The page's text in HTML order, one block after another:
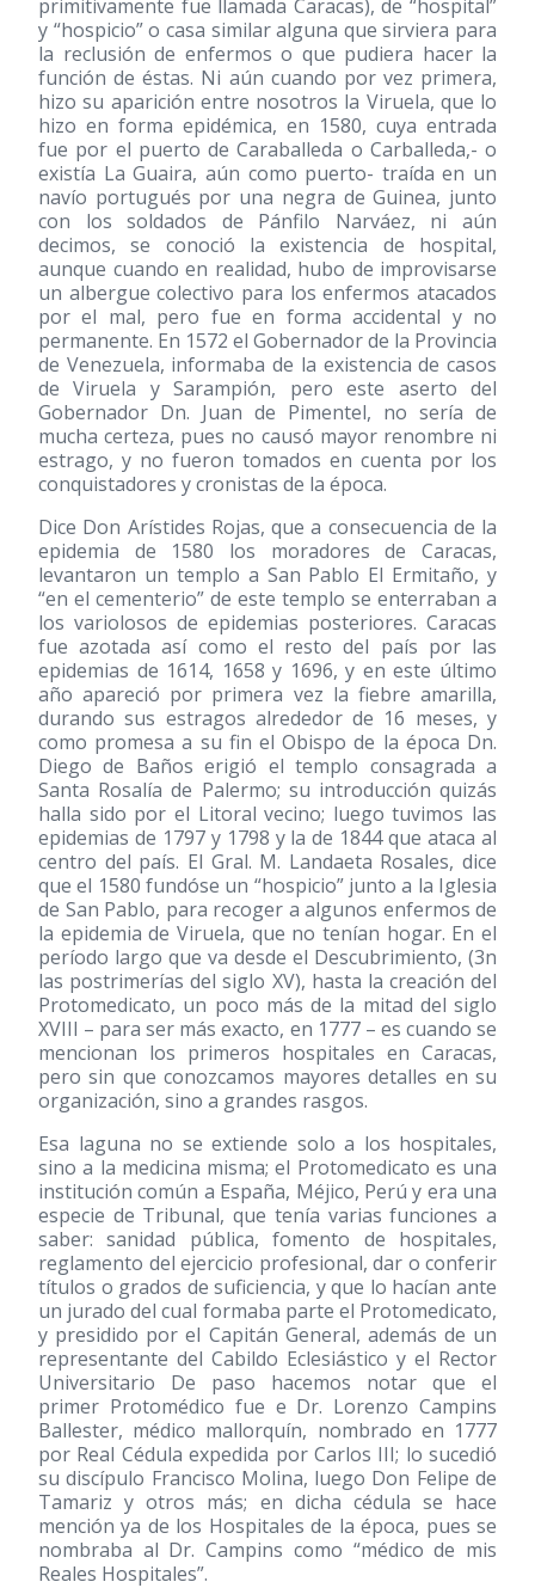
primitivamente fue llamada Caracas), de “hospital”
y “hospicio” o casa similar alguna que sirviera para
la reclusión de enfermos o que pudiera hacer la
función de éstas. Ni aún cuando por vez primera,
hizo su aparición entre nosotros la Viruela, que lo
hizo en forma epidémica, en 1580, cuya entrada
fue por el puerto de Caraballeda o Carballeda,- o
existía La Guaira, aún como puerto- traída en un
navío portugués por una negra de Guinea, junto
con los soldados de Pánfilo Narváez, ni aún
decimos, se conoció la existencia de hospital,
aunque cuando en realidad, hubo de improvisarse
un albergue colectivo para los enfermos atacados
por el mal, pero fue en forma accidental y no
permanente. En 1572 el Gobernador de la Provincia
de Venezuela, informaba de la existencia de casos
de Viruela y Sarampión, pero este aserto del
Gobernador Dn. Juan de Pimentel, no sería de
mucha certeza, pues no causó mayor renombre ni
estrago, y no fueron tomados en cuenta por los
conquistadores y cronistas de la época.
Dice Don Arístides Rojas, que a consecuencia de la
epidemia de 1580 los moradores de Caracas,
levantaron un templo a San Pablo El Ermitaño, y
“en el cementerio” de este templo se enterraban a
los variolosos de epidemias posteriores. Caracas
fue azotada así como el resto del país por las
epidemias de 1614, 1658 y 1696, y en este último
año apareció por primera vez la fiebre amarilla,
durando sus estragos alrededor de 16 meses, y
como promesa a su fin el Obispo de la época Dn.
Diego de Baños erigió el templo consagrada a
Santa Rosalía de Palermo; su introducción quizás
halla sido por el Litoral vecino; luego tuvimos las
epidemias de 1797 y 1798 y la de 1844 que ataca al
centro del país. El Gral. M. Landaeta Rosales, dice
que el 1580 fundóse un “hospicio” junto a la Iglesia
de San Pablo, para recoger a algunos enfermos de
la epidemia de Viruela, que no tenían hogar. En el
período largo que va desde el Descubrimiento, (3n
las postrimerías del siglo XV), hasta la creación del
Protomedicato, un poco más de la mitad del siglo
XVIII – para ser más exacto, en 1777 – es cuando se
mencionan los primeros hospitales en Caracas,
pero sin que conozcamos mayores detalles en su
organización, sino a grandes rasgos.
Esa laguna no se extiende solo a los hospitales,
sino a la medicina misma; el Protomedicato es una
institución común a España, Méjico, Perú y era una
especie de Tribunal, que tenía varias funciones a
saber: sanidad pública, fomento de hospitales,
reglamento del ejercicio profesional, dar o conferir
títulos o grados de suficiencia, y que lo hacían ante
un jurado del cual formaba parte el Protomedicato,
y presidido por el Capitán General, además de un
representante del Cabildo Eclesiástico y el Rector
Universitario De paso hacemos notar que el
primer Protomédico fue e Dr. Lorenzo Campins
Ballester, médico mallorquín, nombrado en 1777
por Real Cédula expedida por Carlos III; lo sucedió
su discípulo Francisco Molina, luego Don Felipe de
Tamariz y otros más; en dicha cédula se hace
mención ya de los Hospitales de la época, pues se
nombraba al Dr. Campins como “médico de mis
Reales Hospitales”.